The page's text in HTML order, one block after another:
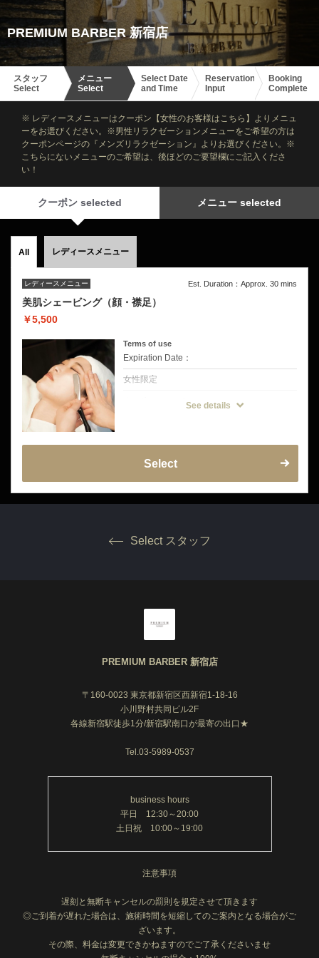
PREMIUM BARBER 新宿店
スタッフ
Select
メニュー
Select
Select Date
and Time
Reservation
Input
Booking
Complete
※ レディースメニューはクーポン【女性のお客様はこちら】よりメニュ
ーをお選びください。※男性リラクゼーションメニューをご希望の方は
クーポンページの『メンズリラクゼーション』よりお選びください。※
こちらにないメニューのご希望は、後ほどのご要望欄にご記入くださ
い！
クーポン selected メニュー selected
All レディースメニュー
レディースメニュー Est. Duration：Approx. 30 mins
美肌シェービング（顔・襟足）
￥5,500
Terms of use
Expiration Date：
女性限定
きれいに仕上げるシェービングコース。
仕上がる」とリピーターの多い人気メニュー
です。
挙式前の方は挙式のお日にちを備考欄にご記
入ください。
See details
Select
Select スタッフ
PREMIUM BARBER 新宿店
〒160-0023 東京都新宿区西新宿1-18-16
小川野村共同ビル2F
各線新宿駅徒歩1分/新宿駅南口が最寄の出口★
Tel.03-5989-0537
business hours
平日 12:30～20:00
土日祝 10:00～19:00
注意事項
遅刻と無断キャンセルの罰則を規定させて頂きます
◎ご到着が遅れた場合は、施術時間を短縮してのご案内となる場合がご
ざいます。
その際、料金は変更できかねますのでご了承くださいませ